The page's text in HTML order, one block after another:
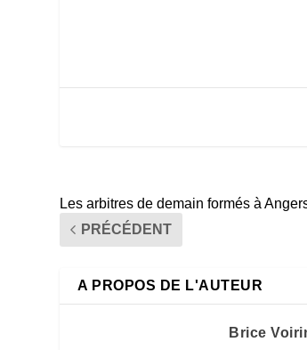
Les arbitres de demain formés à
PRÉCÉDENT
A PROPOS DE L'AUTEUR
Brice